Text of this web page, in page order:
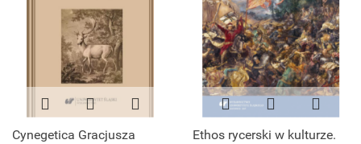
Cynegetica Gracjusza
Ethos rycerski w kulturze.